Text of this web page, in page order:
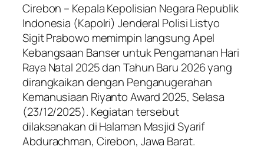
Cirebon – Kepala Kepolisian Negara Republik
Indonesia (Kapolri) Jenderal Polisi Listyo
Sigit Prabowo memimpin langsung Apel
Kebangsaan Banser untuk Pengamanan Hari
Raya Natal 2025 dan Tahun Baru 2026 yang
dirangkaikan dengan Penganugerahan
Kemanusiaan Riyanto Award 2025, Selasa
(23/12/2025). Kegiatan tersebut
dilaksanakan di Halaman Masjid Syarif
Abdurachman, Cirebon, Jawa Barat.